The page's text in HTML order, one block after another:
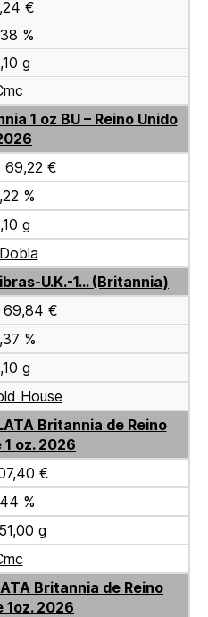
€
%
g
1 oz BU – Reino Unido
69,22 €
%
g
U.K.-1... (Britannia)
69,84 €
%
g
House
Britannia de Reino
1 oz. 2026
€
%
g
Britannia de Reino
1oz. 2026